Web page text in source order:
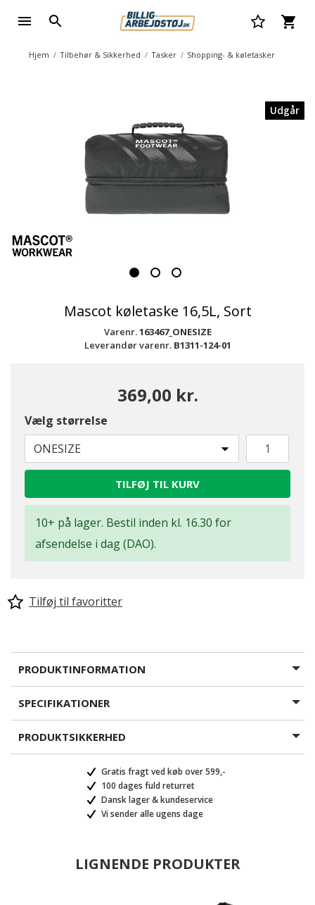
Hjem Tilbehør & Sikkerhed Tasker Shopping- & køletasker
Udgår
Mascot køletaske 16,5L, Sort
Varenr.163467_ONESIZE
Leverandør varenr. B1311-124-01
369,00 kr.
Vælg størrelse
ONESIZE
TILFØJ TIL KURV
10+ på lager. Bestil inden kl. 16.30 for
afsendelse i dag (DAO).
Tilføj til favoritter
PRODUKTINFORMATION
SPECIFIKATIONER
PRODUKTSIKKERHED
Gratis fragt ved køb over 599,-
100 dages fuld returret
Dansk lager & kundeservice
Vi sender alle ugens dage
LIGNENDE PRODUKTER